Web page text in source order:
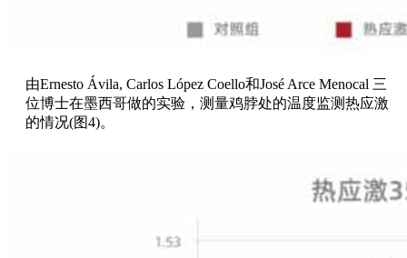
由Ernesto Ávila, Carlos López Coello和José Arce Menocal 三
位博士在墨西哥做的实验，测量鸡脖处的温度监测热应激
的情况(图4)。